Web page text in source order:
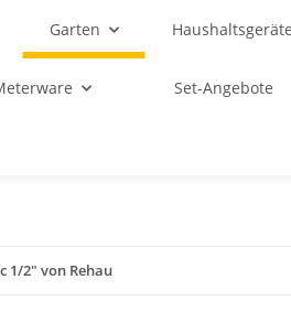
Garten Haushaltsgeräte
Set-Angebote
1/2" von Rehau